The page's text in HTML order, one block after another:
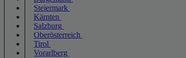
Steiermark
Kärnten
Salzburg
Oberösterreich
Tirol
Vorarlberg